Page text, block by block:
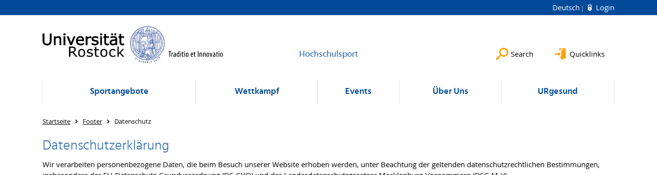
Deutsch Login
Hochschulsport Search Quicklinks
Sportangebote Wettkampf Events Über Uns URgesund
Startseite Footer Datenschutz
Datenschutzerklärung
Wir verarbeiten personenbezogene Daten, die beim Besuch unserer Website erhoben werden, unter Beachtung der geltenden datenschutzrechtlichen Bestimmungen,